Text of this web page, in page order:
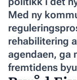
Med ny
rehabilitering
agendaen, ga
fremtidens